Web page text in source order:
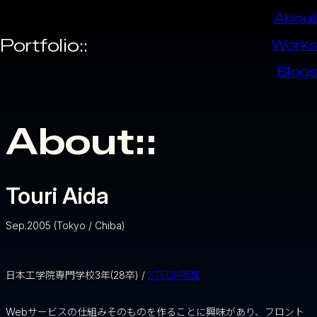
Portfolio::
About
Works
Blogs
About::
Touri Aida
Sep.2005 (Tokyo / Chiba)
日本工学院専門学校3年(28卒) / STECH所属
Webサービスの仕組みそのものを作ることに興味があり、フロント